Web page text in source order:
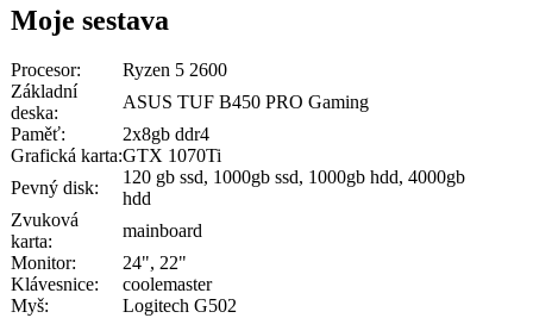
Moje sestava
Procesor:
Ryzen 5 2600
Základní
deska:
ASUS TUF B450 PRO Gaming
Paměť:
2x8gb ddr4
Grafická karta:GTX 1070Ti
Pevný disk:
120 gb ssd, 1000gb ssd, 1000gb hdd, 4000gb
hdd
Zvuková
karta:
mainboard
Monitor:
24", 22"
Klávesnice:
coolemaster
Myš:
Logitech G502